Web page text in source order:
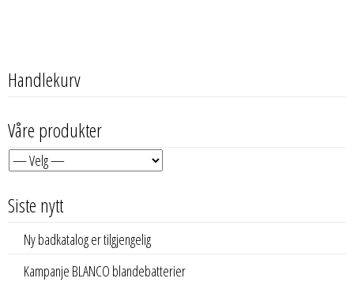
Handlekurv
Våre produkter
Siste nytt
Ny badkatalog er tilgjengelig
Kampanje BLANCO blandebatterier